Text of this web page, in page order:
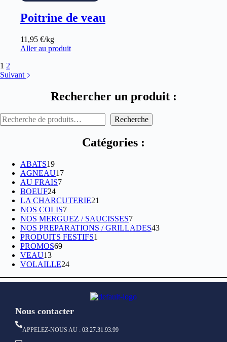
Poitrine de veau
11,95 €/kg
Aller au produit
1 2
Suivant
Rechercher un produit:
Recherche
Catégories :
ABATS19
AGNEAU17
AU FRAIS7
BOEUF24
LA CHARCUTERIE21
NOS COLIS7
NOS MERGUEZ / SAUCISSES7
NOS PREPARATIONS / GRILLADES43
PRODUITS FESTIFS1
PROMOS69
VEAU13
VOLAILLE24
Nous contacter
APPELEZ-NOUS AU : 03.27.31.93.99